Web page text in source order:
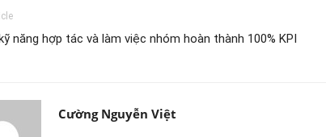
năng hợp tác và làm việc nhóm hoàn thành 100% KPI
Cường Nguyễn Việt